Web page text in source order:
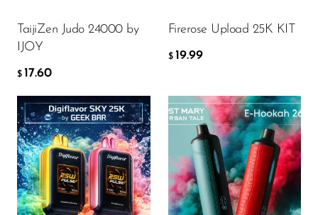
TaijiZen Judo 24000 by
IJOY
$ 17.60
Firerose Upload 25K KIT
$ 19.99
Flavor Flavor